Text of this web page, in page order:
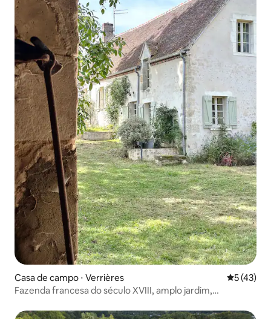
Casa de campo ⋅ Verrières 5 de uma
5 (43)
Fazenda francesa do século XVIII, amplo jardim,